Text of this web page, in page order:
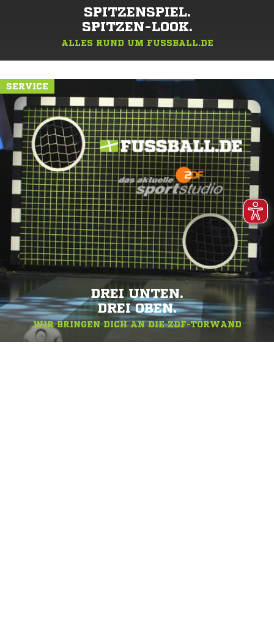
SPITZENSPIEL.
SPITZEN-LOOK.
ALLES RUND UM FUSSBALL.DE
SERVICE
DREI UNTEN.
DREI OBEN.
WIR BRINGEN DICH AN DIE ZDF-TORWAND